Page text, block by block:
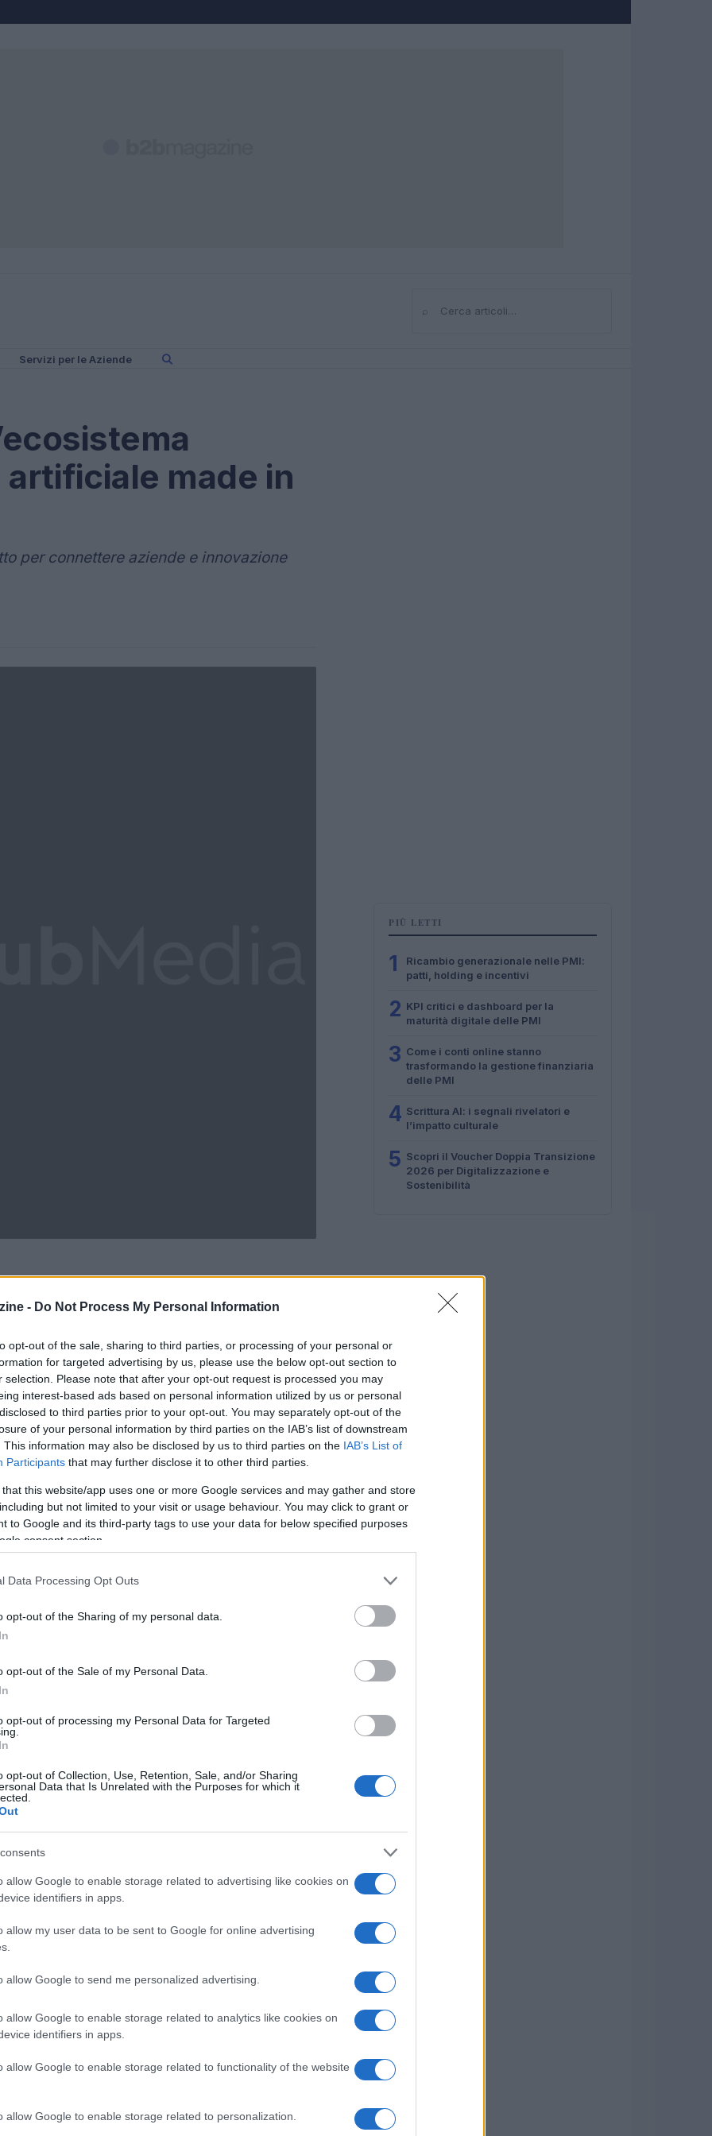
- Do Not Process My Personal Information
opt-out of the sale, sharing to third parties, or processing of your personal or
for targeted advertising by us, please use the below opt-out section to
selection. Please note that after your opt-out request is processed you may
interest-based ads based on personal information utilized by us or personal
to third parties prior to your opt-out. You may separately opt-out of the
of your personal information by third parties on the IAB’s list of downstream
This information may also be disclosed by us to third parties on the IAB’s List of
Participants that may further disclose it to other third parties.
that this website/app uses one or more Google services and may gather and store
but not limited to your visit or usage behaviour. You may click to grant or
to Google and its third-party tags to use your data for below specified purposes
consent section.
Data Processing Opt Outs
opt-out of the Sharing of my personal data.
opt-out of the Sale of my Personal Data.
opt-out of processing my Personal Data for Targeted
opt-out of Collection, Use, Retention, Sale, and/or Sharing
Data that Is Unrelated with the Purposes for which it
allow Google to enable storage related to advertising like cookies on
identifiers in apps.
allow my user data to be sent to Google for online advertising
allow Google to send me personalized advertising.
allow Google to enable storage related to analytics like cookies on
identifiers in apps.
allow Google to enable storage related to functionality of the website
allow Google to enable storage related to personalization.
⌕Cerca
Servizi per le Aziende
made in
per connettere aziende e innovazione
noto come “Fabbrica Italia”, promosso da
di questa iniziativa è quello di costruire
e all’adozione dell’intelligenza artificiale
in Italy” che colleghi tutti gli attori
l’innovazione e la crescita delle
Italia
reali per dare un impulso all’adozione
italiano. Crediamo fortemente
sbloccare il potenziale dell’IA in Italia”, ha
delegato di HPE Italia. Queste
tra attori pubblici e privati nel
PIÙ LETTI
1
Ricambio generazionale nelle PMI:
patti, holding e incentivi
2 KPI critici e dashboard per la
maturità digitale delle PMI
3 Come i conti online stanno
trasformando la gestione finanziaria
delle PMI
4 Scrittura AI: i segnali rivelatori e
l’impatto culturale
5 Scopri il Voucher Doppia Transizione
2026 per Digitalizzazione e
Sostenibilità